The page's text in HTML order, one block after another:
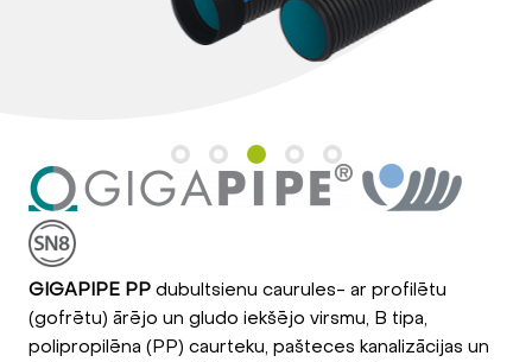
GIGAPIPE PP dubultsienu caurules- ar profilētu
(gofrētu) ārējo un gludo iekšējo virsmu, B tipa,
polipropilēna (PP) caurteku, pašteces kanalizācijas un